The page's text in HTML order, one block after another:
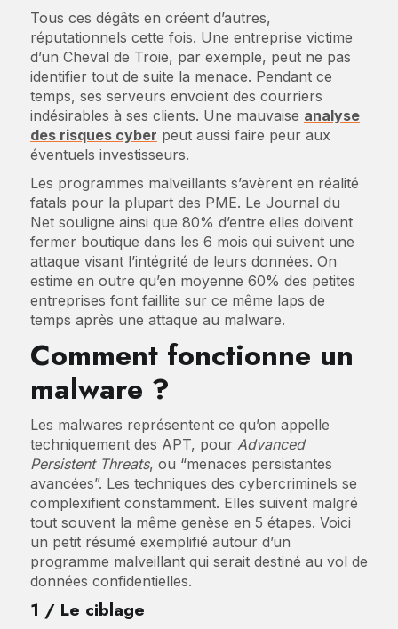
Tous ces dégâts en créent d’autres,
réputationnels cette fois. Une entreprise victime
d’un Cheval de Troie, par exemple, peut ne pas
identifier tout de suite la menace. Pendant ce
temps, ses serveurs envoient des courriers
indésirables à ses clients. Une mauvaise analyse
des risques cyber peut aussi faire peur aux
éventuels investisseurs.
Les programmes malveillants s’avèrent en réalité
fatals pour la plupart des PME. Le Journal du
Net souligne ainsi que 80% d’entre elles doivent
fermer boutique dans les 6 mois qui suivent une
attaque visant l’intégrité de leurs données. On
estime en outre qu’en moyenne 60% des petites
entreprises font faillite sur ce même laps de
temps après une attaque au malware.
Comment fonctionne un
malware ?
Les malwares représentent ce qu’on appelle
techniquement des APT, pour Advanced
Persistent Threats, ou “menaces persistantes
avancées”. Les techniques des cybercriminels se
complexifient constamment. Elles suivent malgré
tout souvent la même genèse en 5 étapes. Voici
un petit résumé exemplifié autour d’un
programme malveillant qui serait destiné au vol de
données confidentielles.
1 / Le ciblage